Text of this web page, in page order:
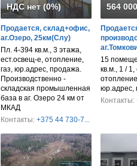
НДС нет (0%)
Продается, склад+офис,
аг.Озеро, 25км(Слу)
Пл. 4-394 кв.м., 3 этажа,
ест.освещ-е, отопление,
газ, юр.адрес, продажа.
Производственно -
складская промышленная
база в аг. Озеро 24 км от
МКАД
Контакты: +375 44 730-7...
564
15
кв.м., 1 /
юр.адрес,
Контакты: